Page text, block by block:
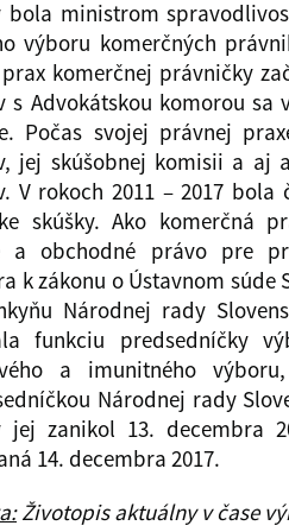
bola ministrom
výboru komerčných
prax komerčnej právničky
s Advokátskou komorou sa
Počas svojej právnej
jej skúšobnej komisii a aj
V rokoch 2011 – 2017
skúšky. Ako komerčná
a obchodné právo pre
k zákonu o Ústavnom súde
Národnej rady
funkciu predsedníčky
a imunitného
Národnej rady
jej zanikol 13. decembra
14. decembra 2017.
Životopis aktuálny v čase